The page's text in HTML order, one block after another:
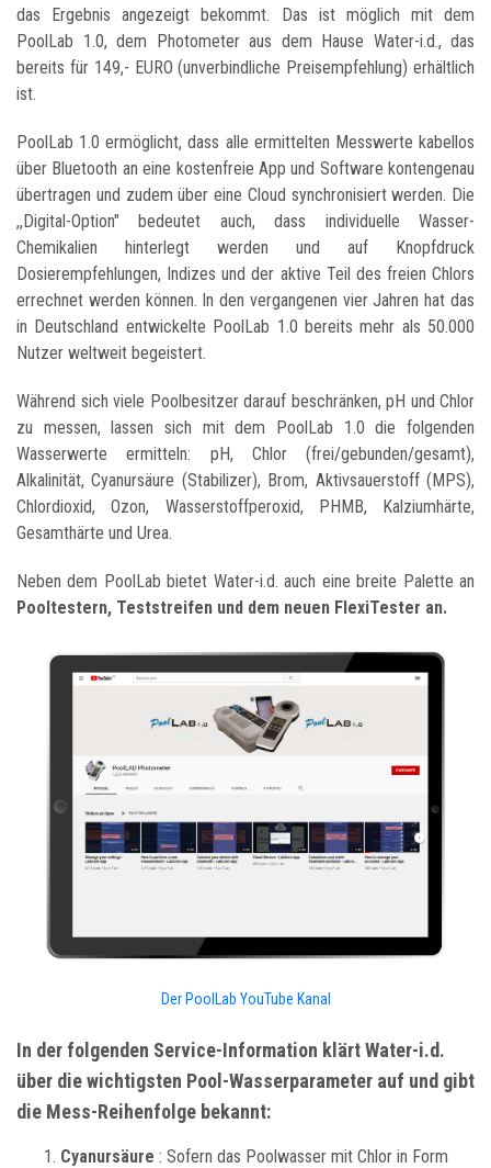
das Ergebnis angezeigt bekommt. Das ist möglich mit dem
PoolLab 1.0, dem Photometer aus dem Hause Water-i.d., das
bereits für 149,- EURO (unverbindliche Preisempfehlung) erhältlich
ist.
PoolLab 1.0 ermöglicht, dass alle ermittelten Messwerte kabellos
über Bluetooth an eine kostenfreie App und Software kontengenau
übertragen und zudem über eine Cloud synchronisiert werden. Die
,,Digital-Option" bedeutet auch, dass individuelle Wasser-
Chemikalien hinterlegt werden und auf Knopfdruck
Dosierempfehlungen, Indizes und der aktive Teil des freien Chlors
errechnet werden können. In den vergangenen vier Jahren hat das
in Deutschland entwickelte PoolLab 1.0 bereits mehr als 50.000
Nutzer weltweit begeistert.
Während sich viele Poolbesitzer darauf beschränken, pH und Chlor
zu messen, lassen sich mit dem PoolLab 1.0 die folgenden
Wasserwerte ermitteln: pH, Chlor (frei/gebunden/gesamt),
Alkalinität, Cyanursäure (Stabilizer), Brom, Aktivsauerstoff (MPS),
Chlordioxid, Ozon, Wasserstoffperoxid, PHMB, Kalziumhärte,
Gesamthärte und Urea.
Neben dem PoolLab bietet Water-i.d. auch eine breite Palette an
Pooltestern, Teststreifen und dem neuen FlexiTester an.
Der PoolLab YouTube Kanal
In der folgenden Service-Information klärt Water-i.d.
über die wichtigsten Pool-Wasserparameter auf und gibt
die Mess-Reihenfolge bekannt:
Cyanursäure : Sofern das Poolwasser mit Chlor in Form